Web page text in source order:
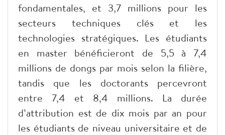
fondamentales, et 3,7 millions pour les
secteurs techniques clés et les
technologies stratégiques. Les étudiants
en master bénéficieront de 5,5 à 7,4
millions de dongs par mois selon la filière,
tandis que les doctorants percevront
entre 7,4 et 8,4 millions. La durée
d’attribution est de dix mois par an pour
les étudiants de niveau universitaire et de